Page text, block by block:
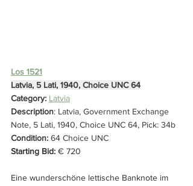
Los 1521
Latvia, 5 Lati, 1940, Choice UNC 64
Category: Latvia
Description: Latvia, Government Exchange
Note, 5 Lati, 1940, Choice UNC 64, Pick: 34b
Condition: 64 Choice UNC
Starting Bid: € 720
Eine wunderschöne lettische Banknote im